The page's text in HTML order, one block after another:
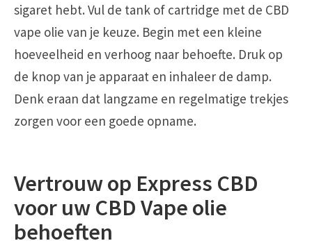
sigaret hebt. Vul de tank of cartridge met de CBD
vape olie van je keuze. Begin met een kleine
hoeveelheid en verhoog naar behoefte. Druk op
de knop van je apparaat en inhaleer de damp.
Denk eraan dat langzame en regelmatige trekjes
zorgen voor een goede opname.
Vertrouw op Express CBD
voor uw CBD Vape olie
behoeften